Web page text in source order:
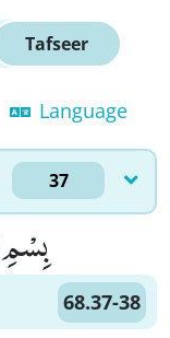
Tafseer
Language
37
بِسْمِ
68.37-38